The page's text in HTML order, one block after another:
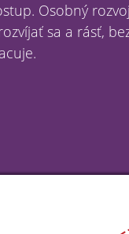
Osobný rozvoj
sa a rásť,